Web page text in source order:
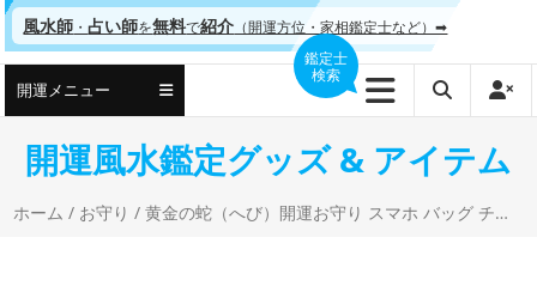
へ
ス
ッ
風水師 ・占い師を無料で紹介 （開運方位・家相鑑定士など）➡
開運メニュー
鑑定士
検索
開運風水鑑定グッズ & アイテム
ホーム / お守り / 黄金の蛇（へび）開運お守り スマホ バッグ チャーム 10個セット 金色 ゴールド 金運 仕事運 成功運